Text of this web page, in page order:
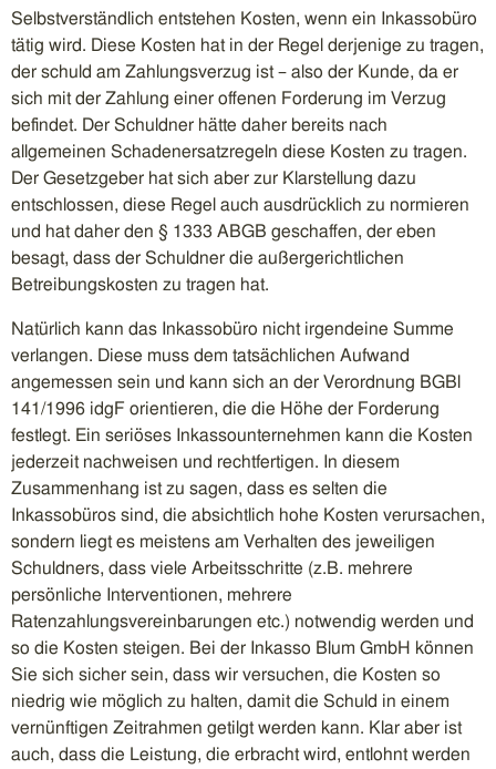
Selbstverständlich entstehen Kosten, wenn ein Inkassobüro
tätig wird. Diese Kosten hat in der Regel derjenige zu tragen,
der schuld am Zahlungsverzug ist – also der Kunde, da er
sich mit der Zahlung einer offenen Forderung im Verzug
befindet. Der Schuldner hätte daher bereits nach
allgemeinen Schadenersatzregeln diese Kosten zu tragen.
Der Gesetzgeber hat sich aber zur Klarstellung dazu
entschlossen, diese Regel auch ausdrücklich zu normieren
und hat daher den § 1333 ABGB geschaffen, der eben
besagt, dass der Schuldner die außergerichtlichen
Betreibungskosten zu tragen hat.
Natürlich kann das Inkassobüro nicht irgendeine Summe
verlangen. Diese muss dem tatsächlichen Aufwand
angemessen sein und kann sich an der Verordnung BGBl
141/1996 idgF orientieren, die die Höhe der Forderung
festlegt. Ein seriöses Inkassounternehmen kann die Kosten
jederzeit nachweisen und rechtfertigen. In diesem
Zusammenhang ist zu sagen, dass es selten die
Inkassobüros sind, die absichtlich hohe Kosten verursachen,
sondern liegt es meistens am Verhalten des jeweiligen
Schuldners, dass viele Arbeitsschritte (z.B. mehrere
persönliche Interventionen, mehrere
Ratenzahlungsvereinbarungen etc.) notwendig werden und
so die Kosten steigen. Bei der Inkasso Blum GmbH können
Sie sich sicher sein, dass wir versuchen, die Kosten so
niedrig wie möglich zu halten, damit die Schuld in einem
vernünftigen Zeitrahmen getilgt werden kann. Klar aber ist
auch, dass die Leistung, die erbracht wird, entlohnt werden